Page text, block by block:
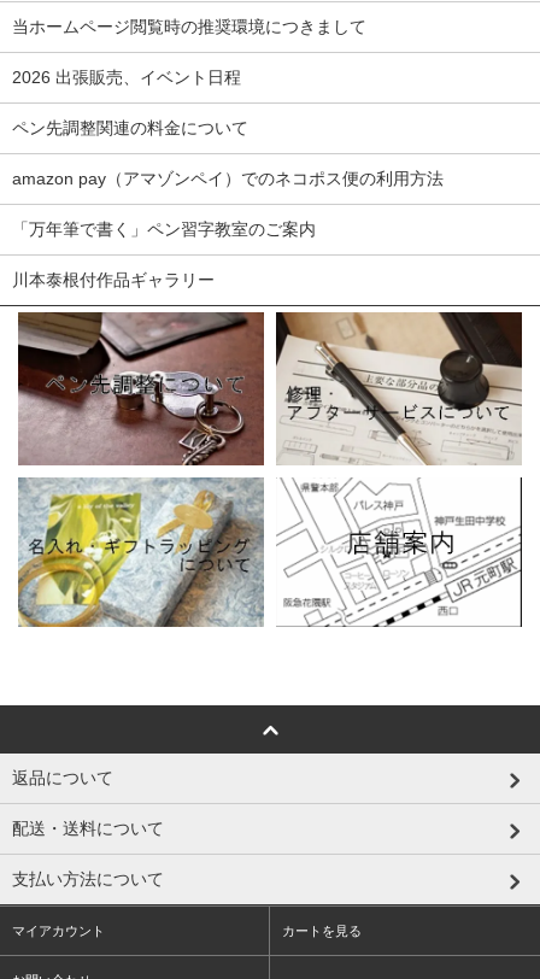
当ホームページ閲覧時の推奨環境につきまして
2026 出張販売、イベント日程
ペン先調整関連の料金について
amazon pay（アマゾンペイ）でのネコポス便の利用方法
「万年筆で書く」ペン習字教室のご案内
川本泰根付作品ギャラリー
返品について
配送・送料について
支払い方法について
マイアカウント カートを見る